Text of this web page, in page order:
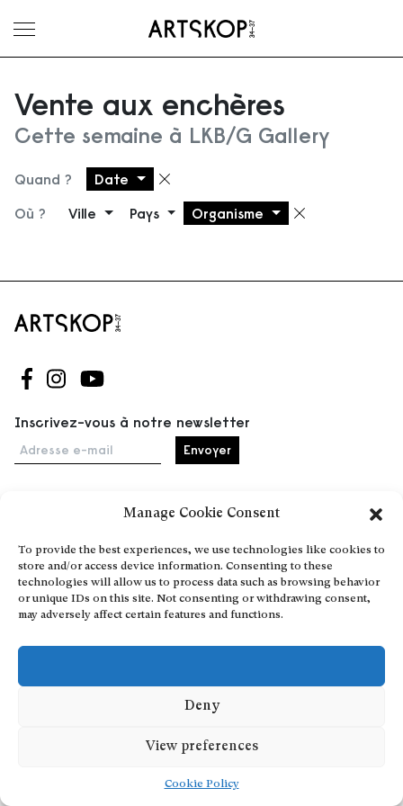
Manage Cookie Consent
To provide the best experiences, we use technologies like cookies to
store and/or access device information. Consenting to these
technologies will allow us to process data such as browsing behavior
or unique IDs on this site. Not consenting or withdrawing consent,
may adversely affect certain features and functions.
Deny
View preferences
Cookie Policy
Ouvrir le menu
Vente aux enchères
Cette semaine à LKB/G Gallery
Quand ? Date Supprimer le filtre
Où ? Ville Pays Organisme
Suivez-nous sur Facebook
Suivez-nous sur Instagram
Suivez-nous sur Youtube
Inscrivez-vous à notre newsletter
Adresse e-mail
Événements
À propos
Partenaires
Conditions générales
Confidentialité et cookies
Communiquer votre événement